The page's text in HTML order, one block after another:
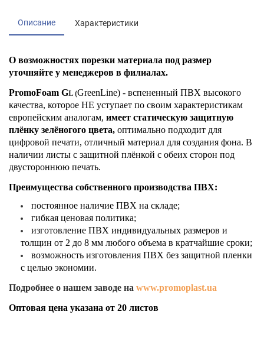
Описание Характеристики
О возможностях порезки материала под размер
уточняйте у менеджеров в филиалах.
PromoFoam GL (GreenLine) - вспененный ПВХ высокого
качества, которое НЕ уступает по своим характеристикам
европейским аналогам, имеет статическую защитную
плёнку зелёногого цвета, оптимально подходит для
цифровой печати, отличный материал для создания фона. В
наличии листы с защитной плёнкой с обеих сторон под
двустороннюю печать.
Преимущества собственного производства ПВХ:
постоянное наличие ПВХ на складе;
гибкая ценовая политика;
изготовление ПВХ индивидуальных размеров и
толщин от 2 до 8 мм любого объема в кратчайшие сроки;
возможность изготовления ПВХ без защитной пленки
с целью экономии.
Подробнее о нашем заводе на www.promoplast.ua
​Оптовая цена указана от 20 листов